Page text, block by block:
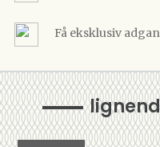
Få eksklusiv